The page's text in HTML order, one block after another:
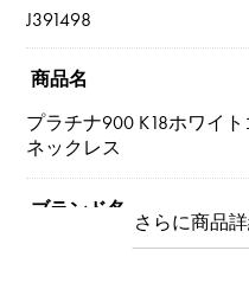
J391498
商品名
プラチナ900 K18ホワイ
ネックレス
ブランド名
ユキザキセレクトジュエ